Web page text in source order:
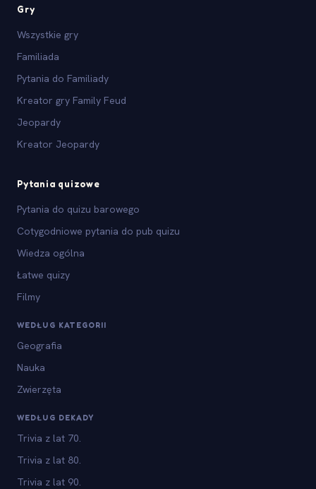
Gry
Wszystkie gry
Familiada
Pytania do Familiady
Kreator gry Family Feud
Jeopardy
Kreator Jeopardy
Pytania quizowe
Pytania do quizu barowego
Cotygodniowe pytania do pub quizu
Wiedza ogólna
Łatwe quizy
Filmy
WEDŁUG KATEGORII
Geografia
Nauka
Zwierzęta
WEDŁUG DEKADY
Trivia z lat 70.
Trivia z lat 80.
Trivia z lat 90.